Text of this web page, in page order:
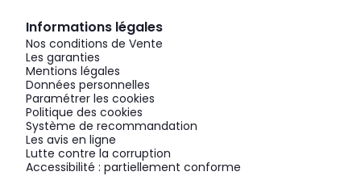
Informations légales
Nos conditions de Vente
Les garanties
Mentions légales
Données personnelles
Paramétrer les cookies
Politique des cookies
Système de recommandation
Les avis en ligne
Lutte contre la corruption
Accessibilité : partiellement conforme